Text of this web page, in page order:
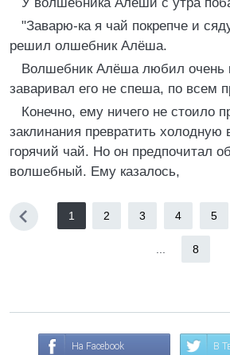
"Заварю-ка я чай покрепче и
решил олшебник Алёша.
Волшебник Алёша любил очень
заваривал его не спеша, по всем
Конечно, ему ничего не стоило
заклинания превратить холодную
горячий чай. Но он предпочитал
волшебный. Ему казалось,
1 2 3 4 5
8
На Facebook В